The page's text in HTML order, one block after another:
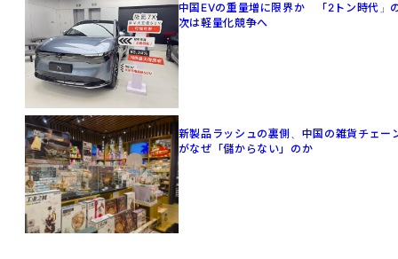
中国EVの重量増に限界か 「2トン時代」
次は軽量化競争へ
新製品ラッシュの裏側、中国の雑貨チェー
がなぜ「儲からない」のか